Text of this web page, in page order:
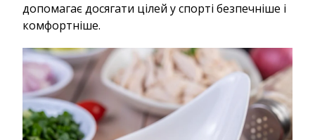
допомагає досягати цілей у спорті безпечніше і
комфортніше.